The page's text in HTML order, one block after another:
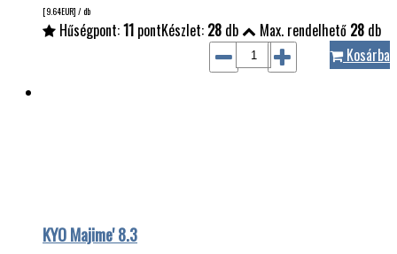
[9.64EUR] / db
Hűségpont:11 pontKészlet: 28 db Max. rendelhető 28 db
Kosárba
KYO Majime' 8.3